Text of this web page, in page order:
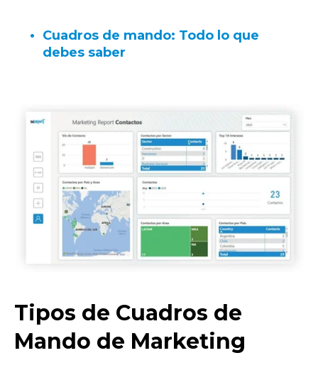
Cuadros de mando: Todo lo que
debes saber
Tipos de Cuadros de
Mando de Marketing